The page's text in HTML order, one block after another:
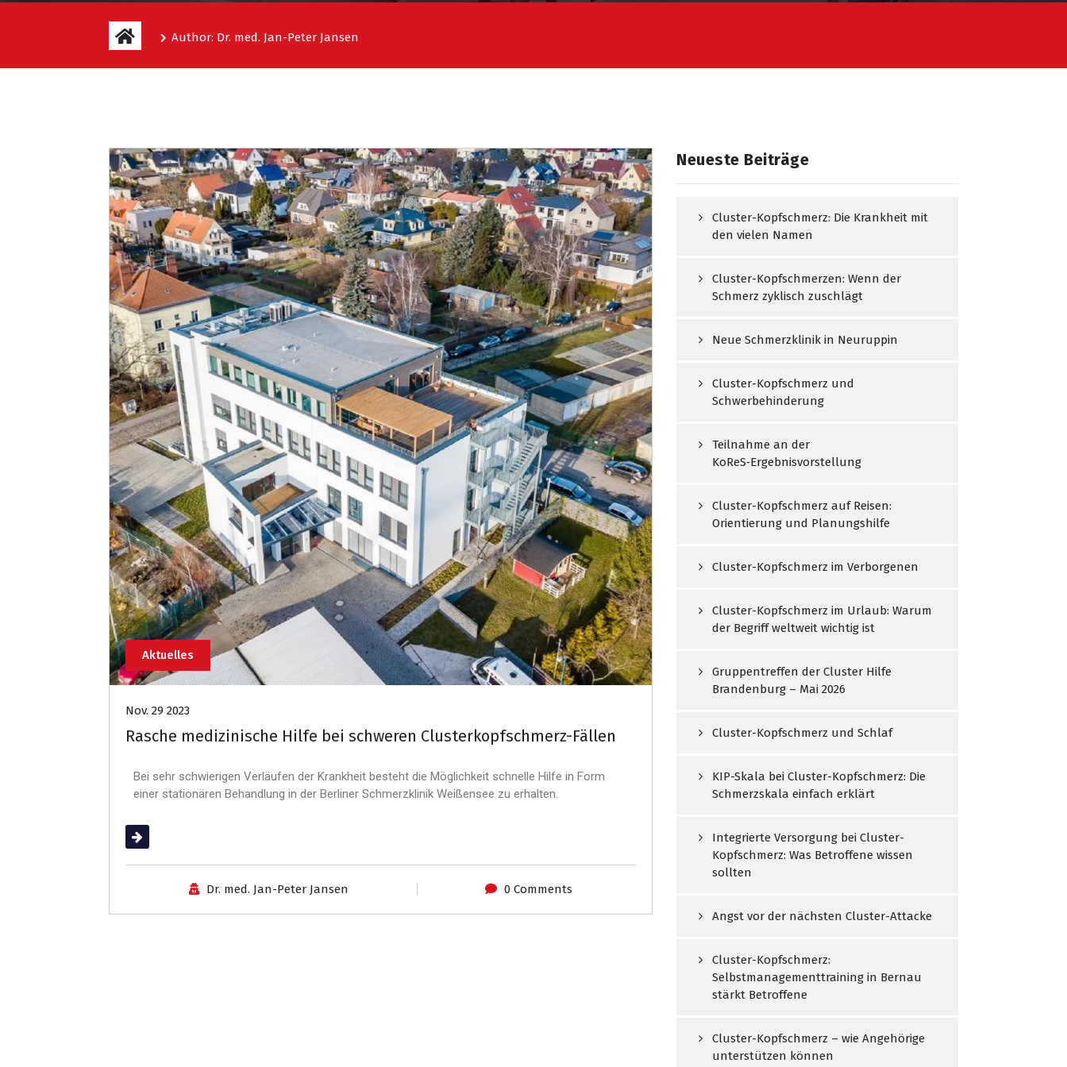
Author: Dr. med. Jan-Peter Jansen
Aktuelles
Nov. 29 2023
Rasche medizinische Hilfe bei schweren Clusterkopfschmerz-Fällen
Bei sehr schwierigen Verläufen der Krankheit besteht die Möglichkeit schnelle Hilfe in Form
einer stationären Behandlung in der Berliner Schmerzklinik Weißensee zu erhalten.
(mehr …)
Dr. med. Jan-Peter Jansen 0 Comments
Neueste Beiträge
Cluster-Kopfschmerz: Die Krankheit mit
den vielen Namen
Cluster-Kopfschmerzen: Wenn der
Schmerz zyklisch zuschlägt
Neue Schmerzklinik in Neuruppin
Cluster-Kopfschmerz und
Schwerbehinderung
Teilnahme an der
KoReS‑Ergebnisvorstellung
Cluster-Kopfschmerz auf Reisen:
Orientierung und Planungshilfe
Cluster-Kopfschmerz im Verborgenen
Cluster-Kopfschmerz im Urlaub: Warum
der Begriff weltweit wichtig ist
Gruppentreffen der Cluster Hilfe
Brandenburg – Mai 2026
Cluster-Kopfschmerz und Schlaf
KIP-Skala bei Cluster-Kopfschmerz: Die
Schmerzskala einfach erklärt
Integrierte Versorgung bei Cluster-
Kopfschmerz: Was Betroffene wissen
sollten
Angst vor der nächsten Cluster-Attacke
Cluster-Kopfschmerz:
Selbstmanagementtraining in Bernau
stärkt Betroffene
Cluster-Kopfschmerz – wie Angehörige
unterstützen können